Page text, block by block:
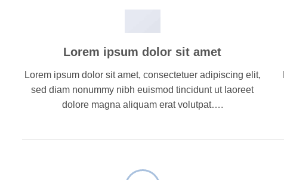
Lorem ipsum dolor sit amet
Lorem ipsum dolor sit amet, consectetuer adipiscing elit,
sed diam nonummy nibh euismod tincidunt ut laoreet
dolore magna aliquam erat volutpat….